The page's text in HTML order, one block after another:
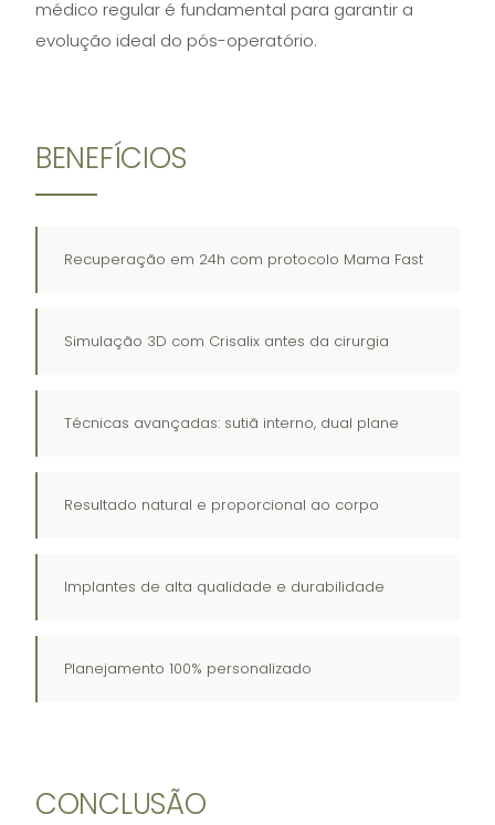
médico regular é fundamental para garantir a
evolução ideal do pós-operatório.
BENEFÍCIOS
Recuperação em 24h com protocolo Mama Fast
Simulação 3D com Crisalix antes da cirurgia
Técnicas avançadas: sutiã interno, dual plane
Resultado natural e proporcional ao corpo
Implantes de alta qualidade e durabilidade
Planejamento 100% personalizado
CONCLUSÃO